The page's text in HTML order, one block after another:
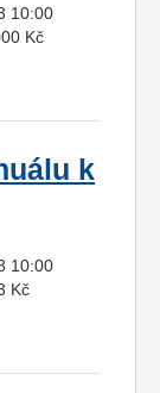
10:00
Kč
k
10:00
Kč